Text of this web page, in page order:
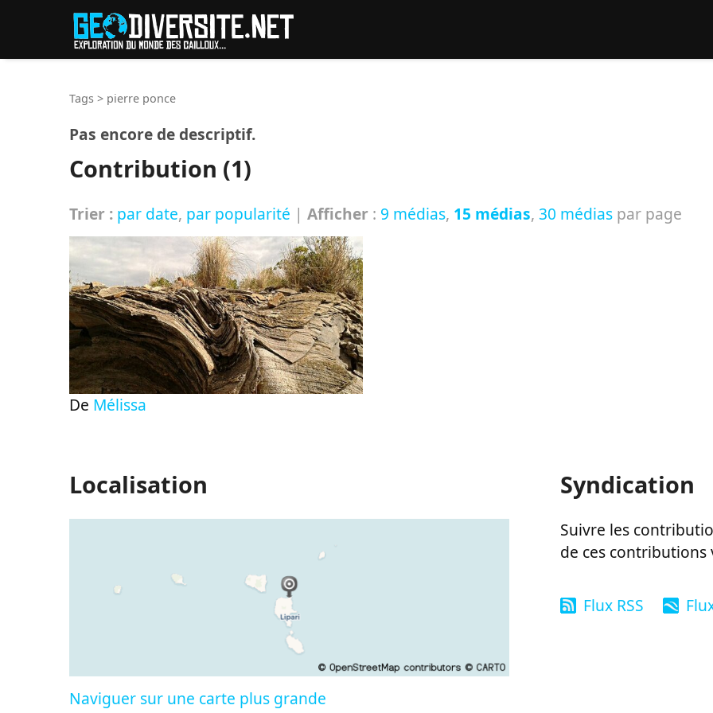
Tags > pierre ponce
Pas encore de descriptif.
Contribution (1)
Trier : par date, par popularité | Afficher : 9 médias, 15 médias, 30 médias par page
De Mélissa
Localisation
Naviguer sur une carte plus grande
Syndication
Suivre les
de ces
Flux RSS